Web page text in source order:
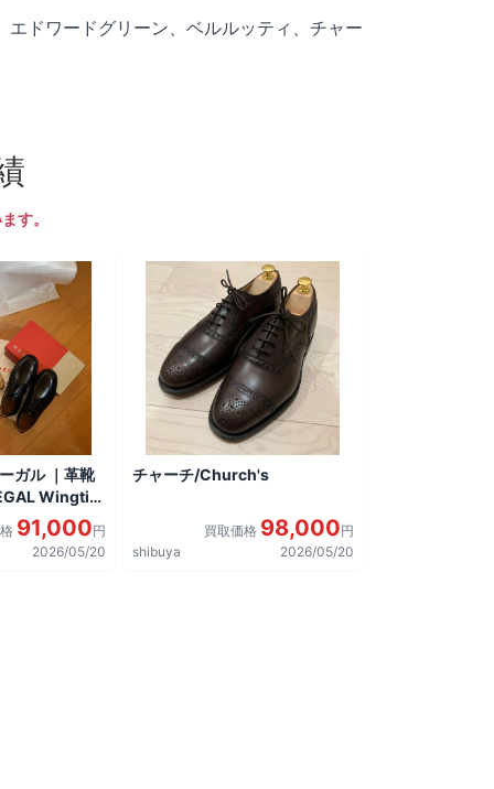
ドワードグリーン、ベルルッティ、チャー
す。
ガル ｜革靴
Wingtip
した。
91,000円
2026/05/20
チャーチ/Church's
買取価格 98,000円
shibuya
2026/05/20